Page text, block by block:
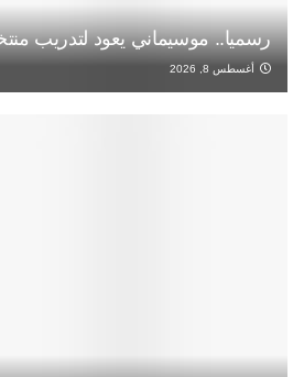
رسميا.. موسيماني يعود لتدريب
أغسطس 8, 2026